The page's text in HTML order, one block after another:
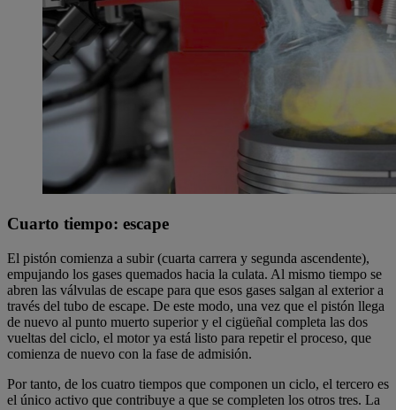
Cuarto tiempo: escape
El pistón comienza a subir (cuarta carrera y segunda ascendente),
empujando los gases quemados hacia la culata. Al mismo tiempo se
abren las válvulas de escape para que esos gases salgan al exterior a
través del tubo de escape. De este modo, una vez que el pistón llega
de nuevo al punto muerto superior y el cigüeñal completa las dos
vueltas del ciclo, el motor ya está listo para repetir el proceso, que
comienza de nuevo con la fase de admisión.
Por tanto, de los cuatro tiempos que componen un ciclo, el tercero es
el único activo que contribuye a que se completen los otros tres. La